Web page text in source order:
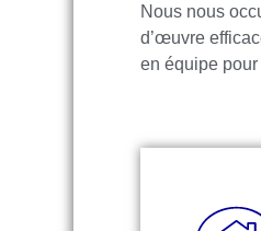
Nous nous
d’œuvre
en équipe